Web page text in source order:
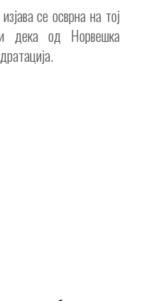
се осврна на тој
дека од Норвешка